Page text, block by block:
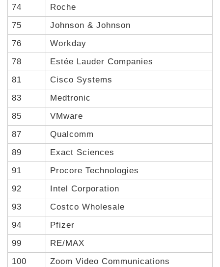
74
Roche
75
Johnson & Johnson
76
Workday
78
Estée Lauder Companies
81
Cisco Systems
83
Medtronic
85
VMware
87
Qualcomm
89
Exact Sciences
91
Procore Technologies
92
Intel Corporation
93
Costco Wholesale
94
Pfizer
99
RE/MAX
100
Zoom Video Communications